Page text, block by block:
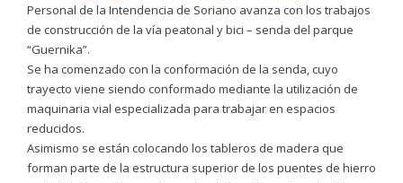
Personal de la Intendencia de Soriano avanza con los trabajos
de construcción de la vía peatonal y bici – senda del parque
“Guernika”.
Se ha comenzado con la conformación de la senda, cuyo
trayecto viene siendo conformado mediante la utilización de
maquinaria vial especializada para trabajar en espacios
reducidos.
Asimismo se están colocando los tableros de madera que
forman parte de la estructura superior de los puentes de hierro